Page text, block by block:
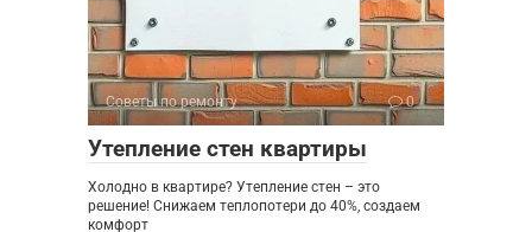
Советы по ремонту 0
Утепление стен квартиры
Холодно в квартире? Утепление стен – это
решение! Снижаем теплопотери до 40%, создаем
комфорт